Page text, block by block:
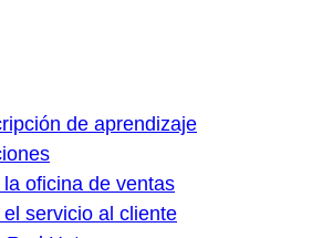
de aprendizaje
oficina de ventas
servicio al cliente